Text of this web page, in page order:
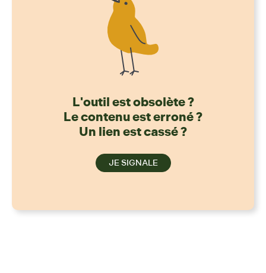
L'outil est obsolète ?
Le contenu est erroné ?
Un lien est cassé ?
JE SIGNALE